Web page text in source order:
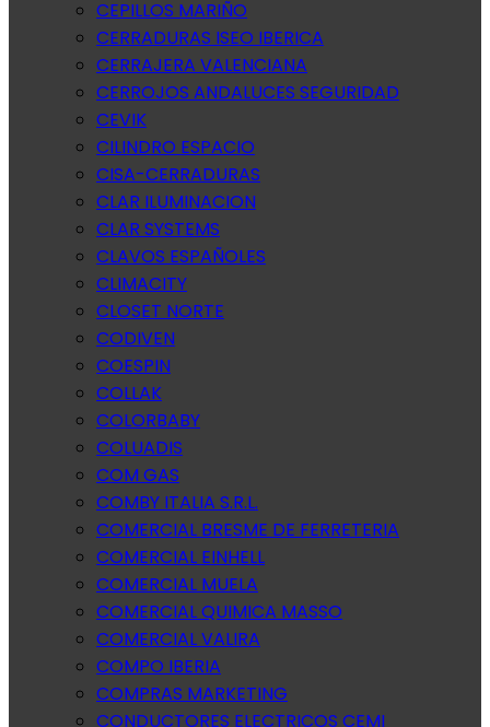
CEPILLOS MARIÑO
CERRADURAS ISEO IBERICA
CERRAJERA VALENCIANA
CERROJOS ANDALUCES SEGURIDAD
CEVIK
CILINDRO ESPACIO
CISA-CERRADURAS
CLAR ILUMINACION
CLAR SYSTEMS
CLAVOS ESPAÑOLES
CLIMACITY
CLOSET NORTE
CODIVEN
COESPIN
COLLAK
COLORBABY
COLUADIS
COM GAS
COMBY ITALIA S.R.L.
COMERCIAL BRESME DE FERRETERIA
COMERCIAL EINHELL
COMERCIAL MUELA
COMERCIAL QUIMICA MASSO
COMERCIAL VALIRA
COMPO IBERIA
COMPRAS MARKETING
CONDUCTORES ELECTRICOS CEMI